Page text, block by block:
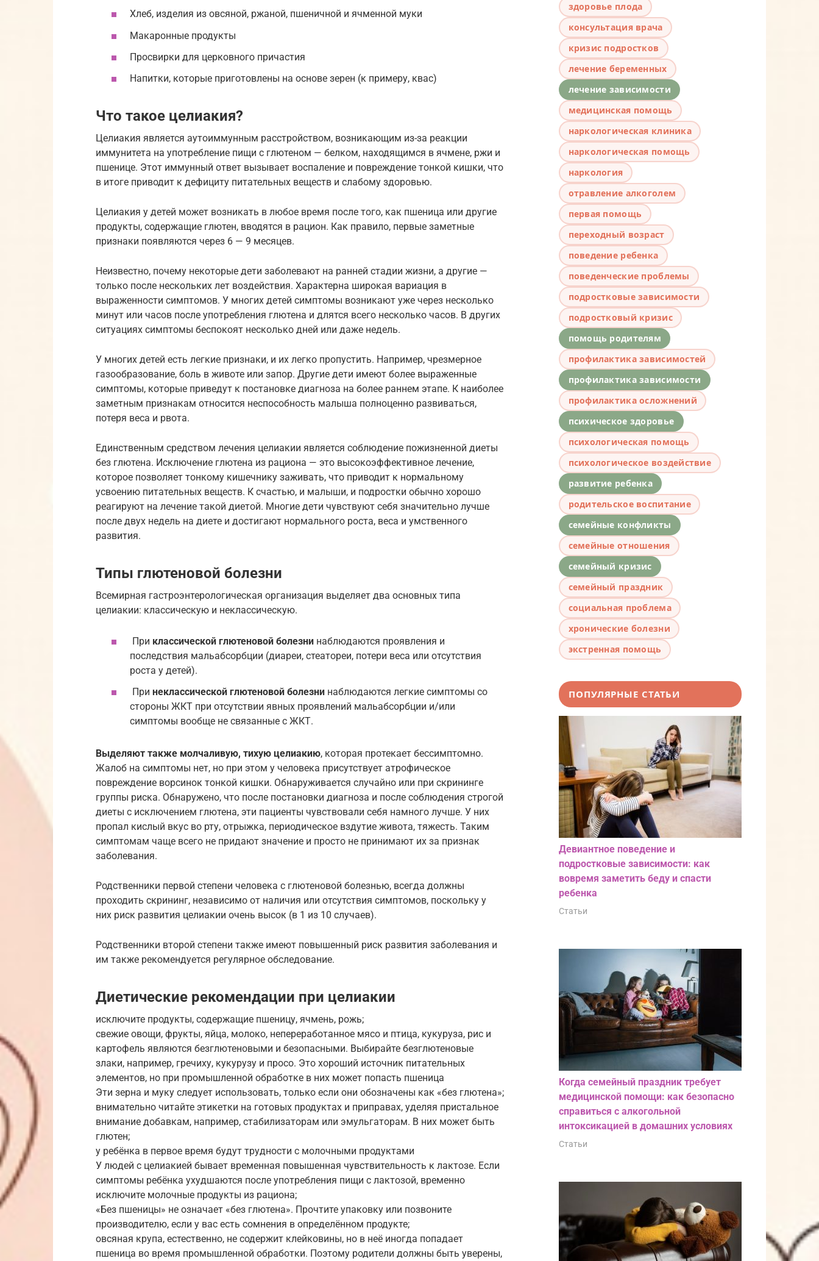
Хлеб, изделия из овсяной, ржаной, пшеничной и ячменной муки
Макаронные продукты
Просвирки для церковного причастия
Напитки, которые приготовлены на основе зерен (к примеру, квас)
Что такое целиакия?
Целиакия является аутоиммунным расстройством, возникающим из-за реакции
иммунитета на употребление пищи с глютеном — белком, находящимся в ячмене, ржи и
пшенице. Этот иммунный ответ вызывает воспаление и повреждение тонкой кишки, что
в итоге приводит к дефициту питательных веществ и слабому здоровью.
Целиакия у детей может возникать в любое время после того, как пшеница или другие
продукты, содержащие глютен, вводятся в рацион. Как правило, первые заметные
признаки появляются через 6 — 9 месяцев.
Неизвестно, почему некоторые дети заболевают на ранней стадии жизни, а другие —
только после нескольких лет воздействия. Характерна широкая вариация в
выраженности симптомов. У многих детей симптомы возникают уже через несколько
минут или часов после употребления глютена и длятся всего несколько часов. В других
ситуациях симптомы беспокоят несколько дней или даже недель.
У многих детей есть легкие признаки, и их легко пропустить. Например, чрезмерное
газообразование, боль в животе или запор. Другие дети имеют более выраженные
симптомы, которые приведут к постановке диагноза на более раннем этапе. К наиболее
заметным признакам относится неспособность малыша полноценно развиваться,
потеря веса и рвота.
Единственным средством лечения целиакии является соблюдение пожизненной диеты
без глютена. Исключение глютена из рациона — это высокоэффективное лечение,
которое позволяет тонкому кишечнику заживать, что приводит к нормальному
усвоению питательных веществ. К счастью, и малыши, и подростки обычно хорошо
реагируют на лечение такой диетой. Многие дети чувствуют себя значительно лучше
после двух недель на диете и достигают нормального роста, веса и умственного
развития.
Типы глютеновой болезни
Всемирная гастроэнтерологическая организация выделяет два основных типа
целиакии: классическую и неклассическую.
При классической глютеновой болезни наблюдаются проявления и
последствия мальабсорбции (диареи, стеатореи, потери веса или отсутствия
роста у детей).
При неклассической глютеновой болезни наблюдаются легкие симптомы со
стороны ЖКТ при отсутствии явных проявлений мальабсорбции и/или
симптомы вообще не связанные с ЖКТ.
Выделяют также молчаливую, тихую целиакию, которая протекает бессимптомно.
Жалоб на симптомы нет, но при этом у человека присутствует атрофическое
повреждение ворсинок тонкой кишки. Обнаруживается случайно или при скрининге
группы риска. Обнаружено, что после постановки диагноза и после соблюдения строгой
диеты с исключением глютена, эти пациенты чувствовали себя намного лучше. У них
пропал кислый вкус во рту, отрыжка, периодическое вздутие живота, тяжесть. Таким
симптомам чаще всего не придают значение и просто не принимают их за признак
заболевания.
Родственники первой степени человека с глютеновой болезнью, всегда должны
проходить скрининг, независимо от наличия или отсутствия симптомов, поскольку у
них риск развития целиакии очень высок (в 1 из 10 случаев).
Родственники второй степени также имеют повышенный риск развития заболевания и
им также рекомендуется регулярное обследование.
Диетические рекомендации при целиакии
исключите продукты, содержащие пшеницу, ячмень, рожь;
свежие овощи, фрукты, яйца, молоко, непереработанное мясо и птица, кукуруза, рис и
картофель являются безглютеновыми и безопасными. Выбирайте безглютеновые
злаки, например, гречиху, кукурузу и просо. Это хороший источник питательных
элементов, но при промышленной обработке в них может попасть пшеница
Эти зерна и муку следует использовать, только если они обозначены как «без глютена»;
внимательно читайте этикетки на готовых продуктах и приправах, уделяя пристальное
внимание добавкам, например, стабилизаторам или эмульгаторам. В них может быть
глютен;
у ребёнка в первое время будут трудности с молочными продуктами
У людей с целиакией бывает временная повышенная чувствительность к лактозе. Если
симптомы ребёнка ухудшаются после употребления пищи с лактозой, временно
исключите молочные продукты из рациона;
«Без пшеницы» не означает «без глютена». Прочтите упаковку или позвоните
производителю, если у вас есть сомнения в определённом продукте;
овсяная крупа, естественно, не содержит клейковины, но в неё иногда попадает
пшеница во время промышленной обработки. Поэтому родители должны быть уверены,
здоровье плода
консультация врача
кризис подростков
лечение беременных
лечение зависимости
медицинская помощь
наркологическая клиника
наркологическая помощь
наркология
отравление алкоголем
первая помощь
переходный возраст
поведение ребенка
поведенческие проблемы
подростковые зависимости
подростковый кризис
помощь родителям
профилактика зависимостей
профилактика зависимости
профилактика осложнений
психическое здоровье
психологическая помощь
психологическое воздействие
развитие ребенка
родительское воспитание
семейные конфликты
семейные отношения
семейный кризис
семейный праздник
социальная проблема
хронические болезни
экстренная помощь
ПОПУЛЯРНЫЕ СТАТЬИ
Девиантное поведение и
подростковые зависимости: как
вовремя заметить беду и спасти
ребенка
Статьи
Когда семейный праздник требует
медицинской помощи: как безопасно
справиться с алкогольной
интоксикацией в домашних условиях
Статьи